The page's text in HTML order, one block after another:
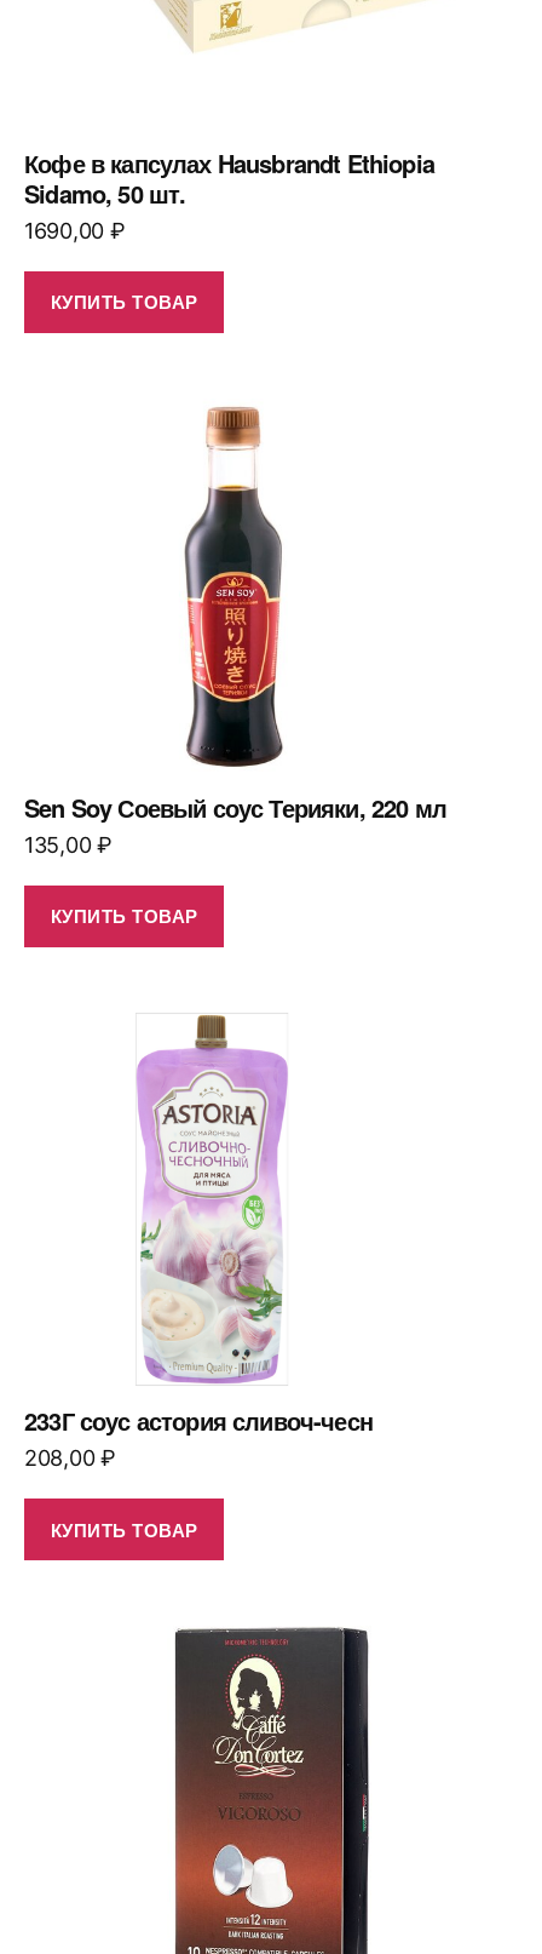
Кофе в капсулах Hausbrandt Ethiopia
Sidamo, 50 шт.
1690,00 ₽
КУПИТЬ ТОВАР
Sen Soy Соевый соус Терияки, 220 мл
135,00₽
КУПИТЬ ТОВАР
233Г соус астория сливоч-чесн
208,00₽
КУПИТЬ ТОВАР